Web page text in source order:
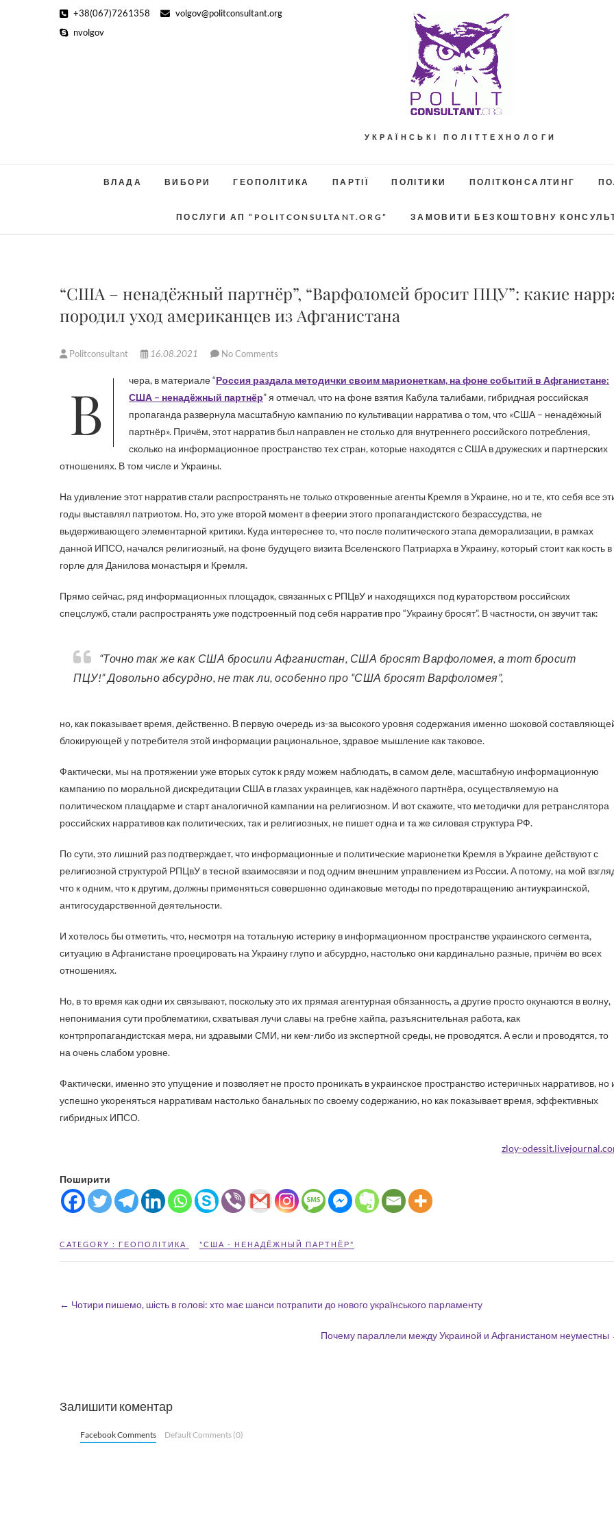
+38(067)7261358
volgov@politconsultant.org
nvolgov
УКРАЇНСЬКІ ПОЛІТТЕХНОЛОГИ
ВЛАДА ВИБОРИ ГЕОПОЛІТИКА ПАРТІЇ ПОЛІТИКИ ПОЛІТКОНСАЛТИНГ
ПОСЛУГИ АП “POLITCONSULTANT.ORG” ЗАМОВИТИ БЕЗКОШТОВНУ
“США – ненадёжный партнёр”, “Варфоломей бросит ПЦУ”: какие
породил уход американцев из Афганистана
Politconsultant 16.08.2021 No Comments
Вчера, в материале “Россия раздала методички своим марионеткам, на фоне событий в Афганистане:
США – ненадёжный партнёр” я отмечал, что на фоне взятия Кабула талибами, гибридная российская
пропаганда развернула масштабную кампанию по культивации нарратива о том, что «США – ненадёжный
партнёр». Причём, этот нарратив был направлен не столько для внутреннего российского потребления,
сколько на информационное пространство тех стран, которые находятся с США в дружеских и партнерских
отношениях. В том числе и Украины.
На удивление этот нарратив стали распространять не только откровенные агенты Кремля в Украине, но и те, кто себя все
годы выставлял патриотом. Но, это уже второй момент в феерии этого пропагандистского безрассудства, не
выдерживающего элементарной критики. Куда интереснее то, что после политического этапа деморализации, в рамках
данной ИПСО, начался религиозный, на фоне будущего визита Вселенского Патриарха в Украину, который стоит как кость в
горле для Данилова монастыря и Кремля.
Прямо сейчас, ряд информационных площадок, связанных с РПЦвУ и находящихся под кураторством российских
спецслужб, стали распространять уже подстроенный под себя нарратив про “Украину бросят”. В частности, он звучит так:
“Точно так же как США бросили Афганистан, США бросят Варфоломея, а тот бросит
ПЦУ!” Довольно абсурдно, не так ли, особенно про “США бросят Варфоломея”,
но, как показывает время, действенно. В первую очередь из-за высокого уровня содержания именно шоковой
блокирующей у потребителя этой информации рациональное, здравое мышление как таковое.
Фактически, мы на протяжении уже вторых суток к ряду можем наблюдать, в самом деле, масштабную информационную
кампанию по моральной дискредитации США в глазах украинцев, как надёжного партнёра, осуществляемую на
политическом плацдарме и старт аналогичной кампании на религиозном. И вот скажите, что методички для ретранслятора
российских нарративов как политических, так и религиозных, не пишет одна и та же силовая структура РФ.
По сути, это лишний раз подтверждает, что информационные и политические марионетки Кремля в Украине действуют с
религиозной структурой РПЦвУ в тесной взаимосвязи и под одним внешним управлением из России. А потому, на мой
что к одним, что к другим, должны применяться совершенно одинаковые методы по предотвращению антиукраинской,
антигосударственной деятельности.
И хотелось бы отметить, что, несмотря на тотальную истерику в информационном пространстве украинского сегмента,
ситуацию в Афганистане проецировать на Украину глупо и абсурдно, настолько они кардинально разные, причём во всех
отношениях.
Но, в то время как одни их связывают, поскольку это их прямая агентурная обязанность, а другие просто окунаются в волну,
непонимания сути проблематики, схватывая лучи славы на гребне хайпа, разъяснительная работа, как
контрпропагандистская мера, ни здравыми СМИ, ни кем-либо из экспертной среды, не проводятся. А если и проводятся, то
на очень слабом уровне.
Фактически, именно это упущение и позволяет не просто проникать в украинское пространство истеричных нарративов, но
успешно укореняться нарративам настолько банальных по своему содержанию, но как показывает время, эффективных
гибридных ИПСО.
zloy-
Поширити
CATEGORY : ГЕОПОЛІТИКА "США - НЕНАДЁЖНЫЙ ПАРТНЁР"
← Чотири пишемо, шість в голові: хто має шанси потрапити до нового українського парламенту
Почему параллели между Украиной и Афганистаном неуместны
Залишити коментар
Facebook Comments Default Comments (0)